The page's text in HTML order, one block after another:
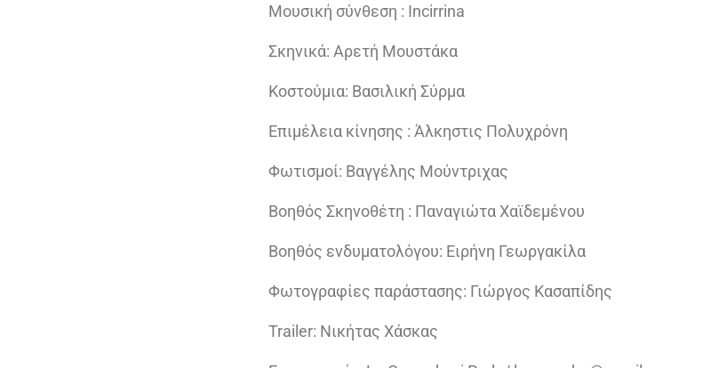
Μουσική σύνθεση : Incirrina
Σκηνικά: Αρετή Μουστάκα
Κοστούμια: Βασιλική Σύρμα
Επιμέλεια κίνησης : Άλκηστις Πολυχρόνη
Φωτισμοί: Βαγγέλης Μούντριχας
Βοηθός Σκηνοθέτη : Παναγιώτα Χαϊδεμένου
Βοηθός ενδυματολόγου: Ειρήνη Γεωργακίλα
Φωτογραφίες παράστασης: Γιώργος Κασαπίδης
Trailer: Νικήτας Χάσκας